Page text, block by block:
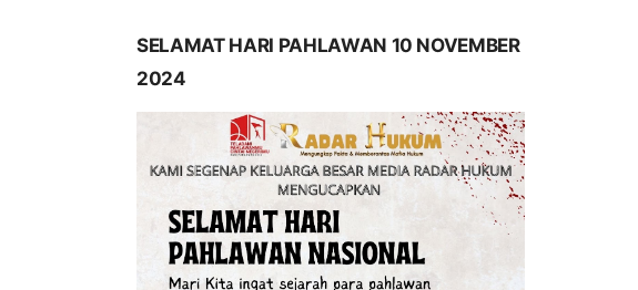
SELAMAT HARI PAHLAWAN 10 NOVEMBER
2024